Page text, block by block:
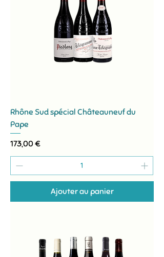
Rhône Sud spécial Châteauneuf du
Pape
Prix
173,00 €
Ajouter au panier